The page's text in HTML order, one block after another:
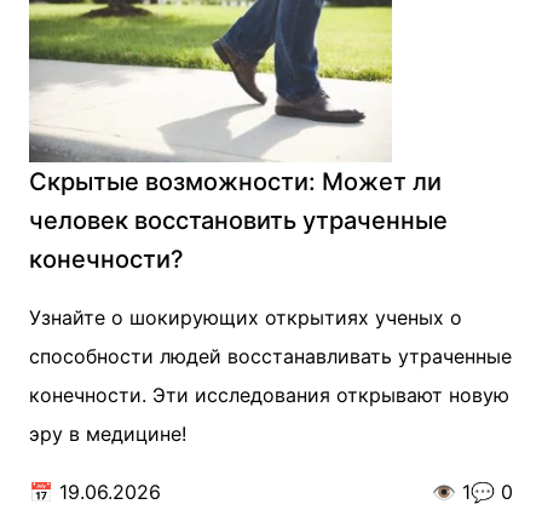
Скрытые возможности: Может ли
человек восстановить утраченные
конечности?
Узнайте о шокирующих открытиях ученых о
способности людей восстанавливать утраченные
конечности. Эти исследования открывают новую
эру в медицине!
📅 19.06.2026 👁️ 1💬 0